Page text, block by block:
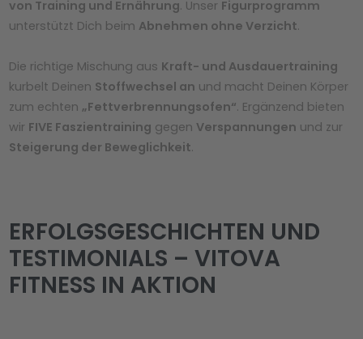
von Training und Ernährung. Unser Figurprogramm
unterstützt Dich beim Abnehmen ohne Verzicht.
Die richtige Mischung aus Kraft- und Ausdauertraining
kurbelt Deinen Stoffwechsel an und macht Deinen Körper
zum echten„Fettverbrennungsofen“. Ergänzend bieten
wir FIVE Faszientraining gegen Verspannungen und zur
Steigerung der Beweglichkeit.
ERFOLGSGESCHICHTEN UND
TESTIMONIALS – VITOVA
FITNESS IN AKTION